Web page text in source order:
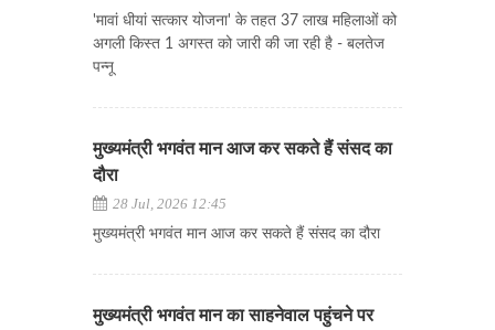
'मावां धीयां सत्कार योजना' के तहत 37 लाख महिलाओं को
अगली किस्त 1 अगस्त को जारी की जा रही है - बलतेज
पन्नू
मुख्यमंत्री भगवंत मान आज कर सकते हैं संसद का
दौरा
28 Jul, 2026 12:45
मुख्यमंत्री भगवंत मान आज कर सकते हैं संसद का दौरा
मुख्यमंत्री भगवंत मान का साहनेवाल पहुंचने पर